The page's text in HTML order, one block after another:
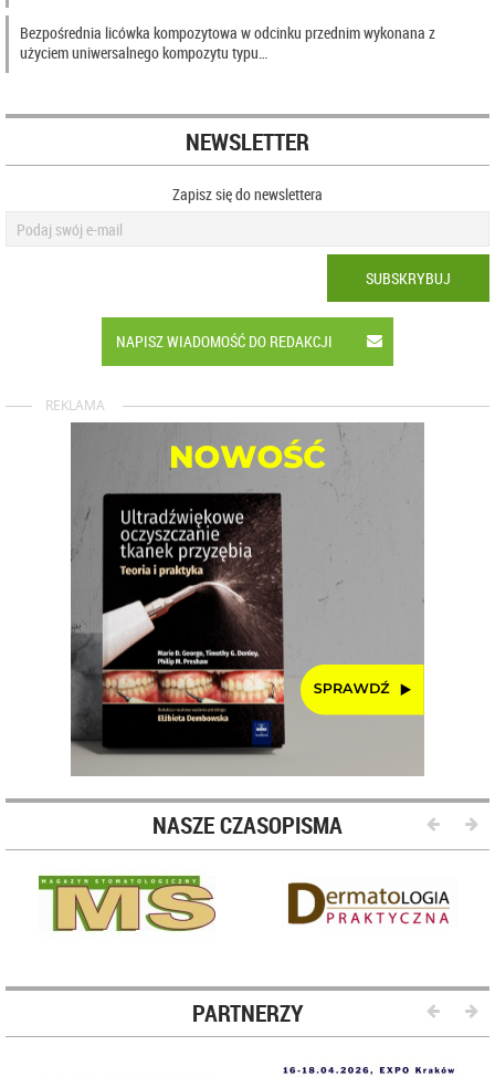
Bezpośrednia licówka kompozytowa w odcinku przednim wykonana z
użyciem uniwersalnego kompozytu typu…
NEWSLETTER
Zapisz się do newslettera
SUBSKRYBUJ
NAPISZ WIADOMOŚĆ DO REDAKCJI
REKLAMA
NASZE CZASOPISMA
PARTNERZY